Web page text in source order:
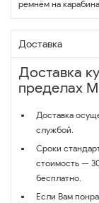
ремнём на
Доставка
Доставка
пределах
Доставка
службой.
Сроки
стоимость —
бесплатно.
Если Вам